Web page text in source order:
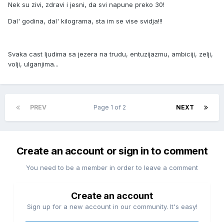
Nek su zivi, zdravi i jesni, da svi napune preko 30!
Dal' godina, dal' kilograma, sta im se vise svidja!!!
Svaka cast ljudima sa jezera na trudu, entuzijazmu, ambiciji, zelji,
volji, ulganjima...
PREV NEXT
Page 1 of 2
Create an account or sign in to comment
You need to be a member in order to leave a comment
Create an account
Sign up for a new account in our community. It's easy!